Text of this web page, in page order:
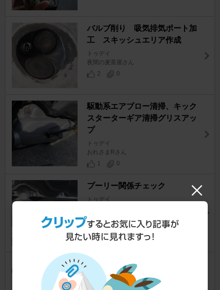
バルブ削り 吸気排気ポート加
工 スキッシュエリア作成
トゥデイ
夜間の麦茶屋さん
2
0
駆動系エアブロー清掃、キック
スターターギア清掃グリスアッ
プ
トゥデイ
おれさまRさん
1
0
プーリー関係チェック
トゥデイ
11
0
トルクカム小加工
トゥデイ
おれさまRさん